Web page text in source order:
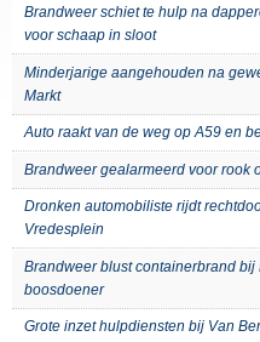
Brandweer schiet te hulp na
voor schaap in sloot
Minderjarige aangehouden na
Markt
Auto raakt van de weg op A59 en
Brandweer gealarmeerd voor rook
Dronken automobiliste rijdt
Vredesplein
Brandweer blust containerbrand
boosdoener
Grote inzet hulpdiensten bij Van